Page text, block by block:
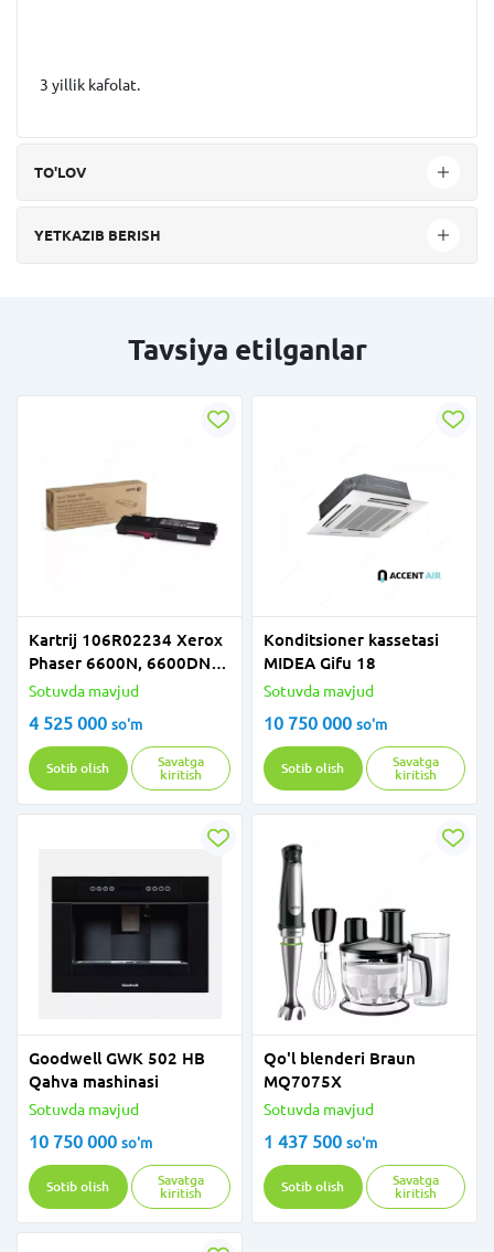
3 yillik kafolat.
TO'LOV
YETKAZIB BERISH
Tavsiya etilganlar
Kartrij 106R02234 Xerox
Phaser 6600N, 6600DN/
WorkCentre 6605,
Sotuvda mavjud
4 525 000 so'm
Sotib olish
Savatga
kiritish
Konditsioner kassetasi
MIDEA Gifu 18
Sotuvda mavjud
10 750 000 so'm
Sotib olish
Savatga
kiritish
Goodwell GWK 502 HB
Qahva mashinasi
Sotuvda mavjud
10 750 000 so'm
Sotib olish
Savatga
kiritish
Qo'l blenderi Braun
MQ7075X
Sotuvda mavjud
1 437 500 so'm
Sotib olish
Savatga
kiritish